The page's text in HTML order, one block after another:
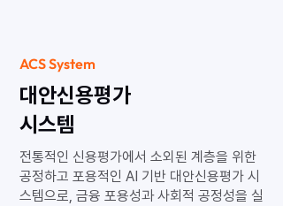
ACS System
대안신용평가
시스템
전통적인 신용평가에서 소외된 계층을 위한
공정하고 포용적인 AI 기반 대안신용평가 시
스템으로, 금융 포용성과 사회적 공정성을 실